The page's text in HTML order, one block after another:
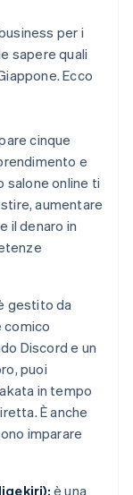
per i
sapere quali
Ecco
cinque
e
salone online ti
aumentare
il denaro in
gestito da
comico
Discord e un
puoi
in tempo
È anche
imparare
è una